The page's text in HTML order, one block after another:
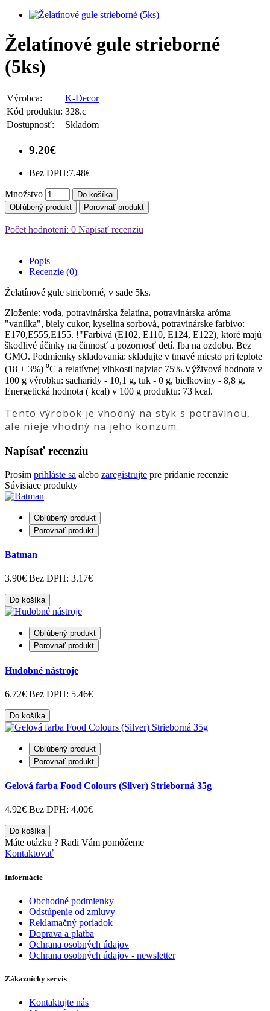
Želatínové gule strieborné
(5ks)
Výrobca:
K-Decor
Kód produktu: 328.c
Dostupnosť:
Skladom
9.20€
Bez DPH:7.48€
Množstvo
Do košíka
Obľúbený produkt
Porovnať produkt
Počet hodnotení: 0 Napísať recenziu
Popis
Recenzie (0)
Želatínové gule strieborné, v sade 5ks.
Zloženie: voda, potravinárska želatína, potravinárska aróma
"vanilka", biely cukor, kyselina sorbová, potravinárske farbivo:
E170,E555,E155. !"Farbivá (Е102, Е110, Е124, Е122), ktoré majú
škodlivé účinky na činnosť a pozornosť detí. Iba na ozdobu. Bez
GMO. Podmienky skladovania: skladujte v tmavé miesto pri teplote
(18 ± 3%) ⁰С a relatívnej vlhkosti najviac 75%.Výživová hodnota v
100 g výrobku: sacharidy - 10,1 g, tuk - 0 g, bielkoviny - 8,8 g.
Energetická hodnota ( kcal) v 100 g produktu: 73 kcal.
Tento výrobok je vhodný na styk s potravinou,
ale nieje vhodný na jeho konzum.
Napísať recenziu
Prosím prihláste sa alebo zaregistrujte pre pridanie recenzie
Súvisiace produkty
Obľúbený produkt
Porovnať produkt
Batman
3.90€ Bez DPH: 3.17€
Do košíka
Obľúbený produkt
Porovnať produkt
Hudobné nástroje
6.72€ Bez DPH: 5.46€
Do košíka
Obľúbený produkt
Porovnať produkt
Gelová farba Food Colours (Silver) Strieborná 35g
4.92€ Bez DPH: 4.00€
Do košíka
Máte otázku ? Radi Vám pomôžeme
Kontaktovať
Informácie
Obchodné podmienky
Odstúpenie od zmluvy
Reklamačný poriadok
Doprava a platba
Ochrana osobných údajov
Ochrana osobných údajov - newsletter
Zákaznícky servis
Kontaktujte nás